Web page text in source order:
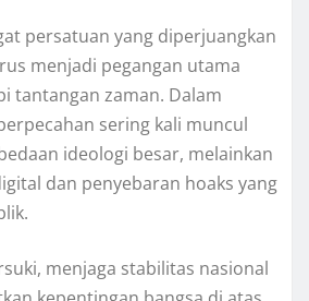
persatuan yang diperjuangkan
menjadi pegangan utama
tantangan zaman. Dalam
sering kali muncul
ideologi besar, melainkan
dan penyebaran hoaks yang
menjaga stabilitas nasional